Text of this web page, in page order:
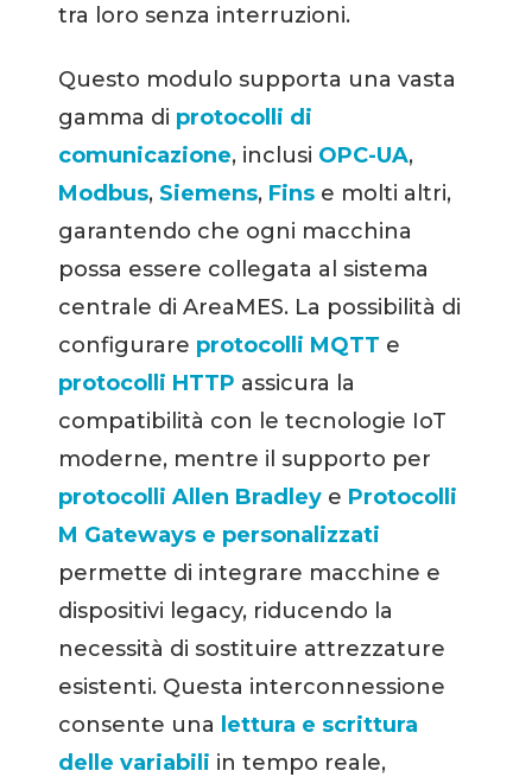
tra loro senza interruzioni.
Questo modulo supporta una vasta
gamma di protocolli di
comunicazione, inclusi OPC-UA,
Modbus, Siemens, Fins e molti altri,
garantendo che ogni macchina
possa essere collegata al sistema
centrale di AreaMES. La possibilità di
configurare protocolli MQTT e
protocolli HTTP assicura la
compatibilità con le tecnologie IoT
moderne, mentre il supporto per
protocolli Allen Bradley e Protocolli
M Gateways e personalizzati
permette di integrare macchine e
dispositivi legacy, riducendo la
necessità di sostituire attrezzature
esistenti. Questa interconnessione
consente una lettura e scrittura
delle variabili in tempo reale,